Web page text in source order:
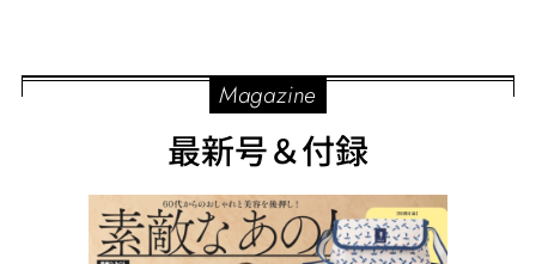
Magazine
最新号＆付録